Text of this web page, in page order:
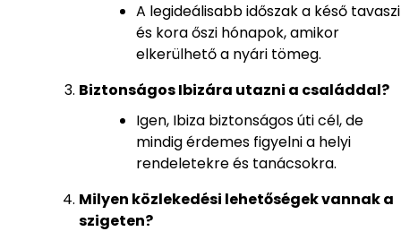
A legideálisabb időszak a késő tavaszi
és kora őszi hónapok, amikor
elkerülhető a nyári tömeg.
Biztonságos Ibizára utazni a családdal?
Igen, Ibiza biztonságos úti cél, de
mindig érdemes figyelni a helyi
rendeletekre és tanácsokra.
Milyen közlekedési lehetőségek vannak a
szigeten?